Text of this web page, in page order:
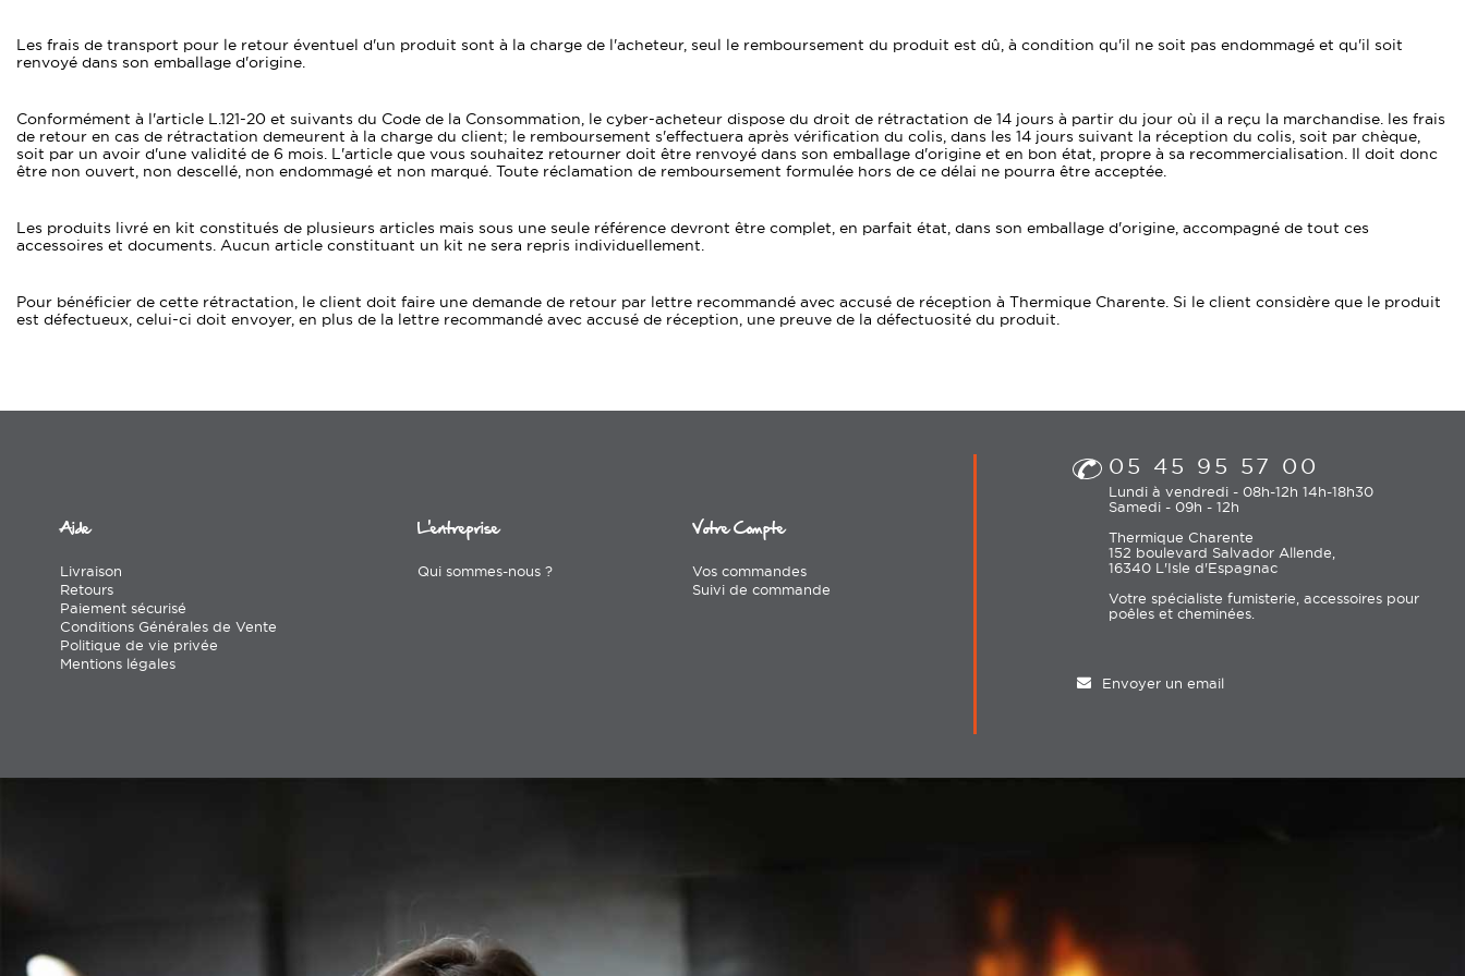
Les frais de transport pour le retour éventuel d'un produit sont à la charge de l'acheteur, seul le remboursement du produit est dû, à condition qu'il ne soit pas endommagé et qu'il soit
renvoyé dans son emballage d'origine.
Conformément à l'article L.121-20 et suivants du Code de la Consommation, le cyber-acheteur dispose du droit de rétractation de 14 jours à partir du jour où il a reçu la marchandise. les frais
de retour en cas de rétractation demeurent à la charge du client; le remboursement s'effectuera après vérification du colis, dans les 14 jours suivant la réception du colis, soit par chèque,
soit par un avoir d'une validité de 6 mois. L'article que vous souhaitez retourner doit être renvoyé dans son emballage d'origine et en bon état, propre à sa recommercialisation. Il doit donc
être non ouvert, non descellé, non endommagé et non marqué. Toute réclamation de remboursement formulée hors de ce délai ne pourra être acceptée.
Les produits livré en kit constitués de plusieurs articles mais sous une seule référence devront être complet, en parfait état, dans son emballage d'origine, accompagné de tout ces
accessoires et documents. Aucun article constituant un kit ne sera repris individuellement.
Pour bénéficier de cette rétractation, le client doit faire une demande de retour par lettre recommandé avec accusé de réception à Thermique Charente. Si le client considère que le produit
est défectueux, celui-ci doit envoyer, en plus de la lettre recommandé avec accusé de réception, une preuve de la défectuosité du produit.
Aide
Livraison
Retours
Paiement sécurisé
Conditions Générales de Vente
Politique de vie privée
Mentions légales
L’entreprise
Qui sommes-nous ?
Votre Compte
Vos commandes
Suivi de commande
05 45 95 57 00
Lundi à vendredi - 08h-12h 14h-18h30
Samedi - 09h - 12h
Thermique Charente
152 boulevard Salvador Allende,
16340 L'Isle d'Espagnac
Votre spécialiste fumisterie, accessoires pour
poêles et cheminées.
Envoyer un email